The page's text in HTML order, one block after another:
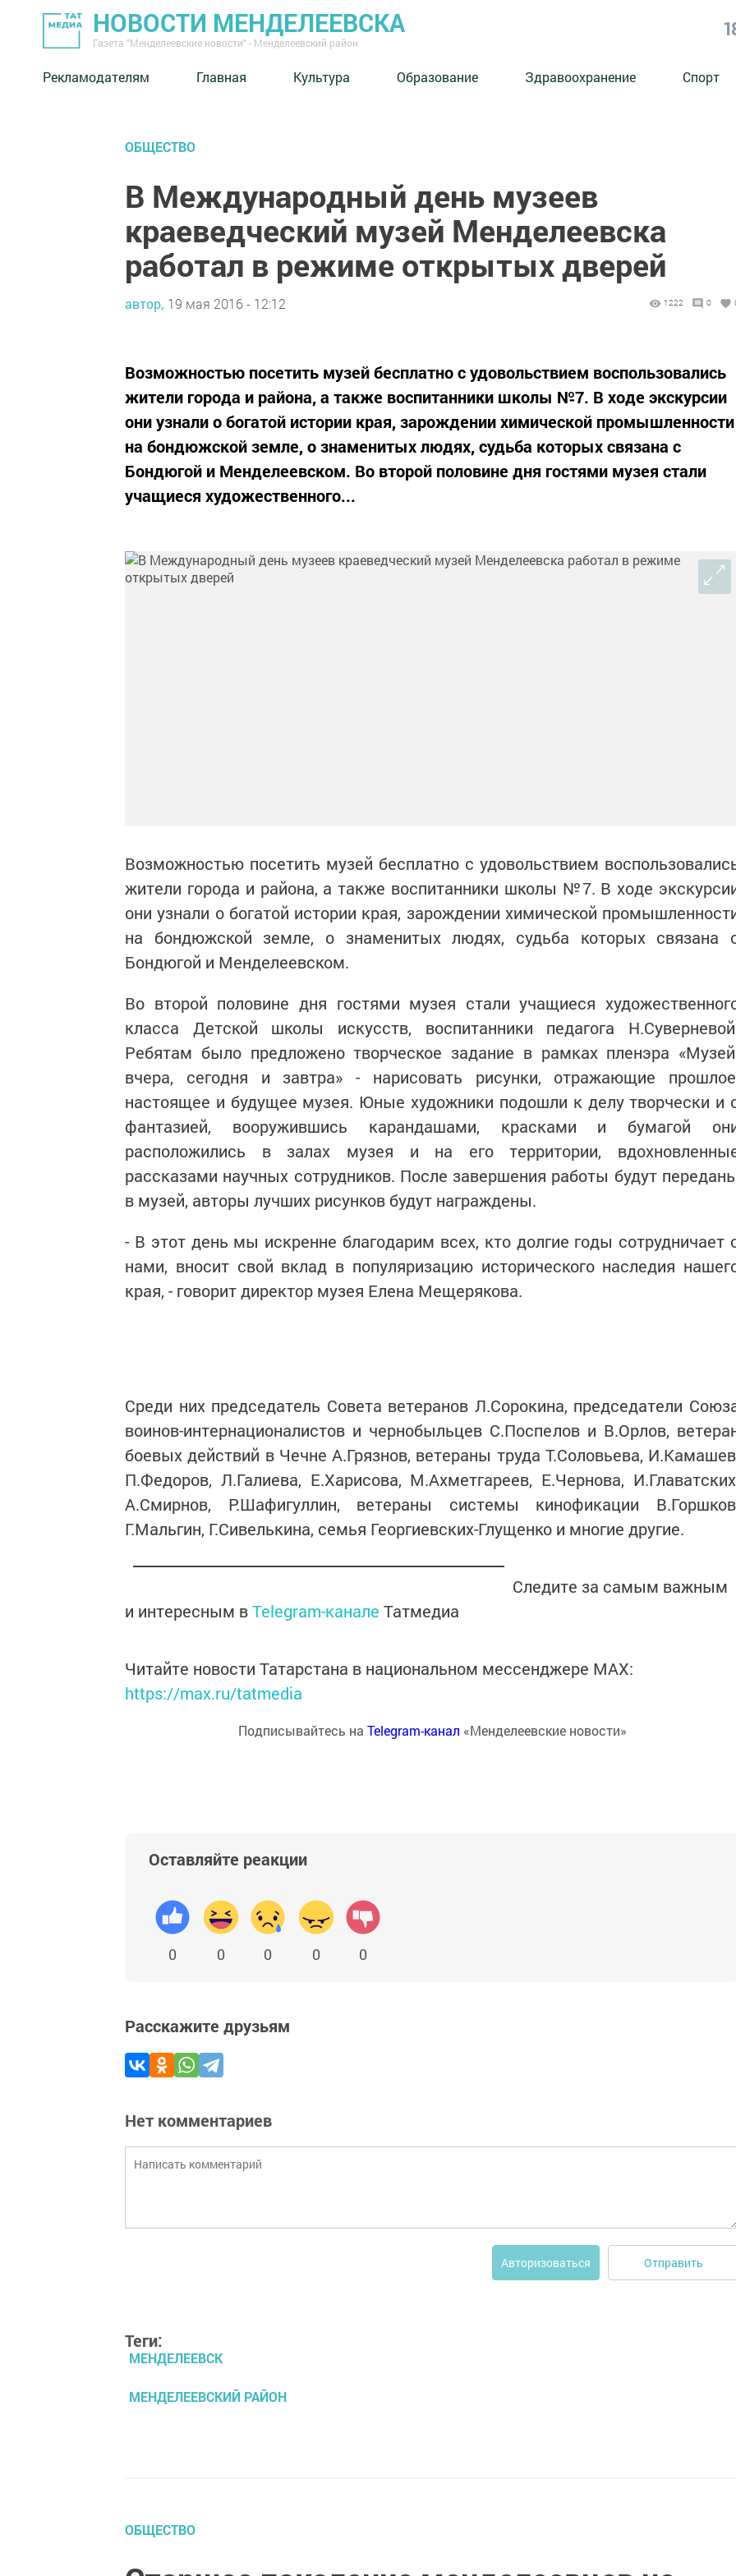
НОВОСТИ МЕНДЕЛЕЕВСКА
Газета "Менделеевские новости" - Менделеевский район
Рекламодателям Главная Культура Образование Здравоохранение Спорт
ОБЩЕСТВО
В Международный день музеев
краеведческий музей Менделеевска
работал в режиме открытых дверей
автор, 19 мая 2016 - 12:12 1222 0
Возможностью посетить музей бесплатно с удовольствием воспользовались
жители города и района, а также воспитанники школы №7. В ходе экскурсии
они узнали о богатой истории края, зарождении химической промышленности
на бондюжской земле, о знаменитых людях, судьба которых связана с
Бондюгой и Менделеевском. Во второй половине дня гостями музея стали
учащиеся художественного...
Возможностью посетить музей бесплатно с удовольствием
жители города и района, а также воспитанники школы №7. В ходе
они узнали о богатой истории края, зарождении химической
на бондюжской земле, о знаменитых людях, судьба которых связана
Бондюгой и Менделеевском.
Во второй половине дня гостями музея стали учащиеся
класса Детской школы искусств, воспитанники педагога
Ребятам было предложено творческое задание в рамках пленэра
вчера, сегодня и завтра» - нарисовать рисунки, отражающие
настоящее и будущее музея. Юные художники подошли к делу творчески и
фантазией, вооружившись карандашами, красками и бумагой
расположились в залах музея и на его территории,
рассказами научных сотрудников. После завершения работы будут
в музей, авторы лучших рисунков будут награждены.
- В этот день мы искренне благодарим всех, кто долгие годы сотрудничает
нами, вносит свой вклад в популяризацию исторического наследия
края, - говорит директор музея Елена Мещерякова.
Среди них председатель Совета ветеранов Л.Сорокина, председатели
воинов-интернационалистов и чернобыльцев С.Поспелов и В.Орлов,
боевых действий в Чечне А.Грязнов, ветераны труда Т.Соловьева,
П.Федоров, Л.Галиева, Е.Харисова, М.Ахметгареев, Е.Чернова,
А.Смирнов, Р.Шафигуллин, ветераны системы кинофикации
Г.Мальгин, Г.Сивелькина, семья Георгиевских-Глущенко и многие другие.
Следите за самым важным
и интересным вTelegram-канале Татмедиа
Читайте новости Татарстана в национальном мессенджере MАХ:
https://max.ru/tatmedia
Подписывайтесь на Telegram-канал «Менделеевские новости»
Оставляйте реакции
0 0 0 0 0
Расскажите друзьям
Нет комментариев
Авторизоваться Отправить
Теги:
МЕНДЕЛЕЕВСК
МЕНДЕЛЕЕВСКИЙ РАЙОН
ОБЩЕСТВО